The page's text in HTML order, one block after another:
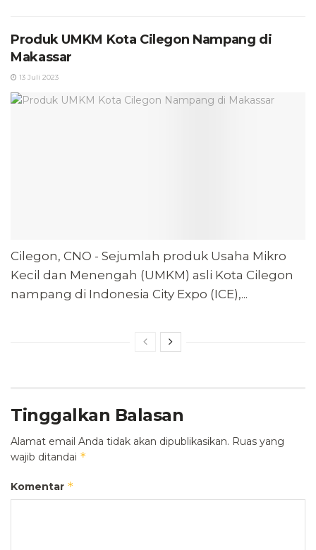
Produk UMKM Kota Cilegon Nampang di
Makassar
13 Juli 2023
Cilegon, CNO - Sejumlah produk Usaha Mikro
Kecil dan Menengah (UMKM) asli Kota Cilegon
nampang di Indonesia City Expo (ICE),...
Tinggalkan Balasan
Alamat email Anda tidak akan dipublikasikan. Ruas yang
wajib ditandai *
Komentar *